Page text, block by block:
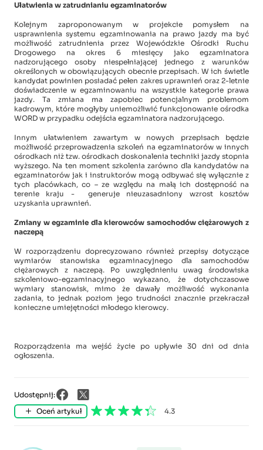
Ułatwienia w zatrudnianiu egzaminatorów
Kolejnym zaproponowanym w projekcie pomysłem na
usprawnienia systemu egzaminowania na prawo jazdy ma być
możliwość zatrudnienia przez Wojewódzkie Ośrodki Ruchu
Drogowego na okres 6 miesięcy jako egzaminatora
nadzorującego osoby niespełniającej jednego z warunków
określonych w obowiązujących obecnie przepisach. W ich świetle
kandydat powinien posiadać pełen zakres uprawnień oraz 2-letnie
doświadczenie w egzaminowaniu na wszystkie kategorie prawa
jazdy. Ta zmiana ma zapobiec potencjalnym problemom
kadrowym, które mogłyby uniemożliwić funkcjonowanie ośrodka
WORD w przypadku odejścia egzaminatora nadzorującego.
Innym ułatwieniem zawartym w nowych przepisach będzie
możliwość przeprowadzenia szkoleń na egzaminatorów w innych
ośrodkach niż tzw. ośrodkach doskonalenia techniki jazdy stopnia
wyższego. Na ten moment szkolenia zarówno dla kandydatów na
egzaminatorów jak i instruktorów mogą odbywać się wyłącznie z
tych placówkach, co – ze względu na małą ich dostępność na
terenie kraju - generuje nieuzasadniony wzrost kosztów
uzyskania uprawnień.
Zmiany w egzaminie dla kierowców samochodów ciężarowych z
naczepą
W rozporządzeniu doprecyzowano również przepisy dotyczące
wymiarów stanowiska egzaminacyjnego dla samochodów
ciężarowych z naczepą. Po uwzględnieniu uwag środowiska
szkoleniowo-egzaminacyjnego wykazano, że dotychczasowe
wymiary stanowisk, mimo że dawały możliwość wykonania
zadania, to jednak poziom jego trudności znacznie przekraczał
konieczne umiejętności młodego kierowcy.
Rozporządzenia ma wejść życie po upływie 30 dni od dnia
ogłoszenia.
Udostępnij:
Oceń artykuł
4.3